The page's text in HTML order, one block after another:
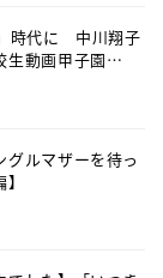
時代に 中川翔子
生動画甲子園
グルマザーを待っ